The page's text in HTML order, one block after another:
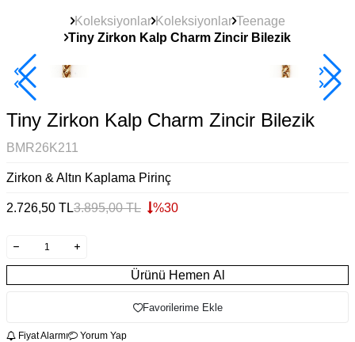
Koleksiyonlar Koleksiyonlar Teenage
Tiny Zirkon Kalp Charm Zincir Bilezik
Çok Satan
Tiny Zirkon Kalp Charm Zincir Bilezik
BMR26K211
Zirkon & Altın Kaplama Pirinç
2.726,50 TL3.895,00TL %30
Ürünü Hemen Al
Favorilerime Ekle
Fiyat Alarmı Yorum Yap